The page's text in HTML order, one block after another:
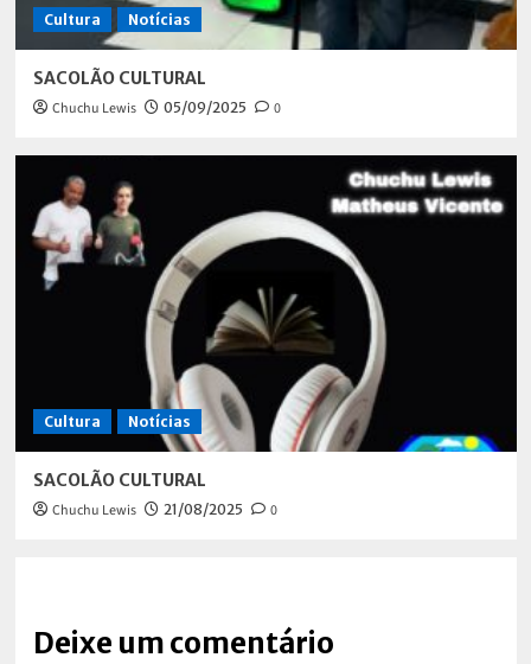
Cultura Notícias
SACOLÃO CULTURAL
Chuchu Lewis 05/09/2025 0
Cultura Notícias
SACOLÃO CULTURAL
Chuchu Lewis 21/08/2025 0
Deixe um comentário